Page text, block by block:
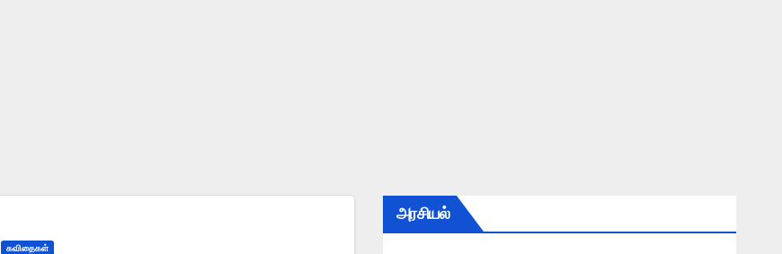
கவிதைகள்
அரசியல்